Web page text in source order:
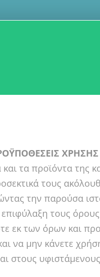
ΧΡΗΣΗΣ
και τα προϊόντα
τους
την παρούσα
τους
εκ των όρων και
να μην κάνετε
στους